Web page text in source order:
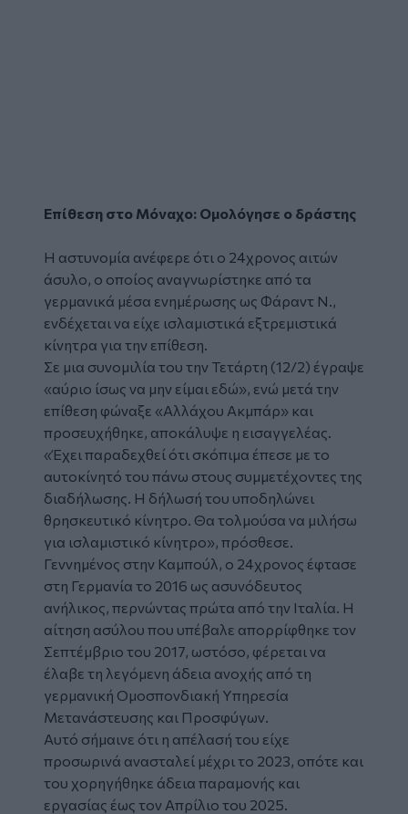
Επίθεση στο Μόναχο: Ομολόγησε ο δράστης
Η αστυνομία ανέφερε ότι ο 24χρονος αιτών
άσυλο, ο οποίος αναγνωρίστηκε από τα
γερμανικά μέσα ενημέρωσης ως Φάραντ Ν.,
ενδέχεται να είχε ισλαμιστικά εξτρεμιστικά
κίνητρα για την επίθεση.
Σε μια συνομιλία του την Τετάρτη (12/2) έγραψε
«αύριο ίσως να μην είμαι εδώ», ενώ μετά την
επίθεση φώναξε «Αλλάχου Ακμπάρ» και
προσευχήθηκε, αποκάλυψε η εισαγγελέας.
«Έχει παραδεχθεί ότι σκόπιμα έπεσε με το
αυτοκίνητό του πάνω στους συμμετέχοντες της
διαδήλωσης. Η δήλωσή του υποδηλώνει
θρησκευτικό κίνητρο. Θα τολμούσα να μιλήσω
για ισλαμιστικό κίνητρο», πρόσθεσε.
Γεννημένος στην Καμπούλ, ο 24χρονος έφτασε
στη Γερμανία το 2016 ως ασυνόδευτος
ανήλικος, περνώντας πρώτα από την Ιταλία. Η
αίτηση ασύλου που υπέβαλε απορρίφθηκε τον
Σεπτέμβριο του 2017, ωστόσο, φέρεται να
έλαβε τη λεγόμενη άδεια ανοχής από τη
γερμανική Ομοσπονδιακή Υπηρεσία
Μετανάστευσης και Προσφύγων.
Αυτό σήμαινε ότι η απέλασή του είχε
προσωρινά ανασταλεί μέχρι το 2023, οπότε και
του χορηγήθηκε άδεια παραμονής και
εργασίας έως τον Απρίλιο του 2025.